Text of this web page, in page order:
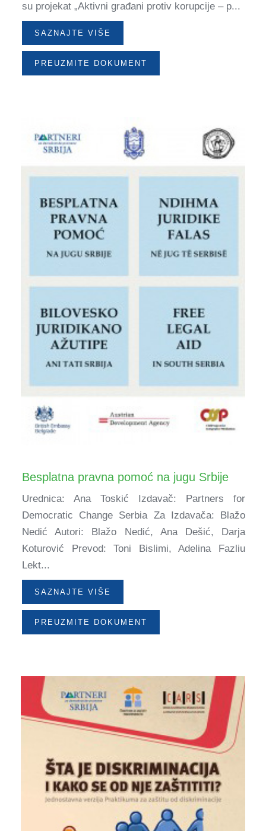
su projekat „Aktivni građani protiv korupcije – p...
SAZNAJTE VIŠE
PREUZMITE DOKUMENT
Besplatna pravna pomoć na jugu Srbije
Urednica: Ana Toskić Izdavač: Partners for
Democratic Change Serbia Za Izdavača: Blažo
Nedić Autori: Blažo Nedić, Ana Dešić, Darja
Koturović Prevod: Toni Bislimi, Adelina Fazliu
Lekt...
SAZNAJTE VIŠE
PREUZMITE DOKUMENT